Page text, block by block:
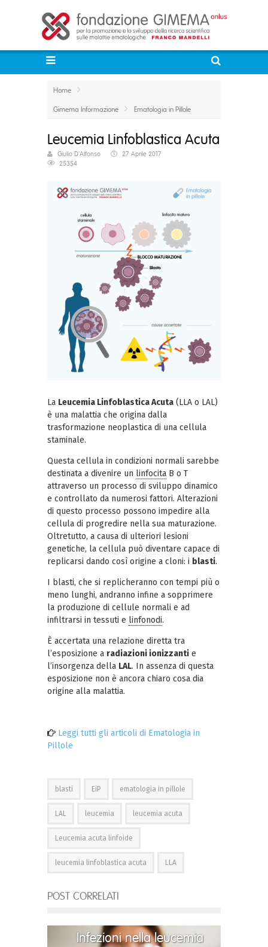
Home
Gimema Informazione
Ematologia in Pillole
Leucemia Linfoblastica Acuta
Giulio D'Alfonso
27 Aprile 2017
25354
La Leucemia Linfoblastica Acuta (LLA o LAL)
è una malattia che origina dalla
trasformazione neoplastica di una cellula
staminale.
Questa cellula in condizioni normali sarebbe
destinata a divenire un linfocita B o T
attraverso un processo di sviluppo dinamico
e controllato da numerosi fattori. Alterazioni
di questo processo possono impedire alla
cellula di progredire nella sua maturazione.
Oltretutto, a causa di ulteriori lesioni
genetiche, la cellula può diventare capace di
replicarsi dando così origine a cloni: i blasti.
I blasti, che si replicheranno con tempi più o
meno lunghi, andranno infine a sopprimere
la produzione di cellule normali e ad
infiltrarsi in tessuti e linfonodi.
È accertata una relazione diretta tra
l’esposizione a radiazioni ionizzanti e
l’insorgenza della LAL. In assenza di questa
esposizione non è ancora chiaro cosa dia
origine alla malattia.
Leggi tutti gli articoli di Ematologia in
Pillole
blasti EiP ematologia in pillole
LAL leucemia leucemia acuta
Leucemia acuta linfoide
leucemia linfoblastica acuta LLA
POST CORRELATI
Infezioni nella leucemia